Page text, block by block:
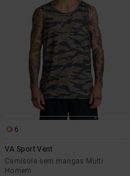
6
VA Sport Vent
Camisola sem mangas Multi
Homem